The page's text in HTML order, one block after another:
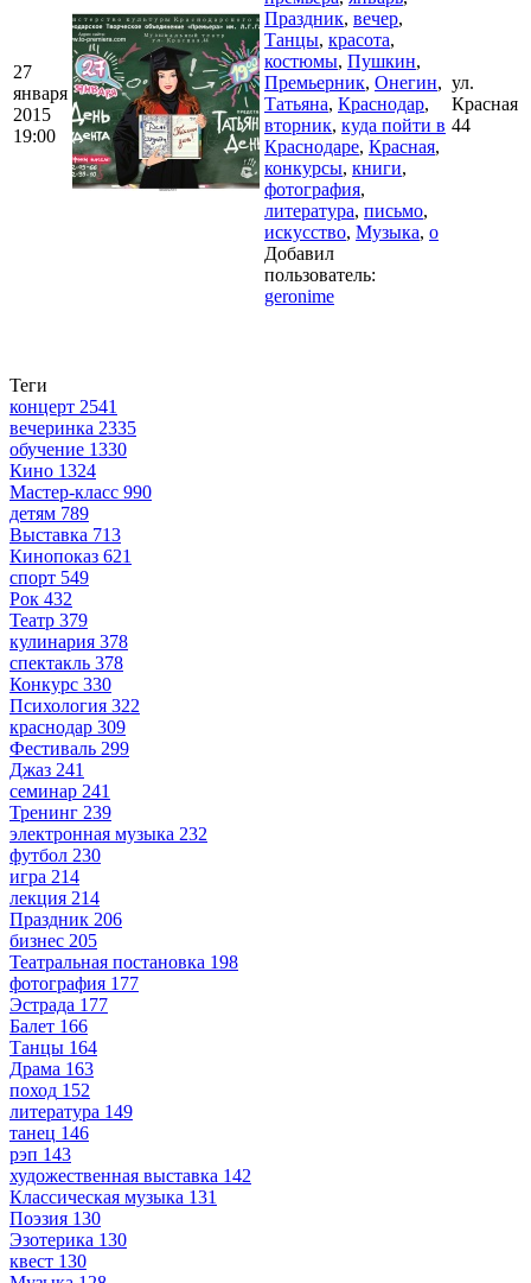
27
января
2015
19:00
Праздник, вечер,
Танцы, красота,
костюмы, Пушкин,
Премьерник, Онегин,
Татьяна, Краснодар,
вторник, куда пойти в
Краснодаре, Красная,
конкурсы, книги,
фотография,
литература, письмо,
искусство, Музыка, о
Добавил
пользователь:
geronime
ул.
Красная
44
Теги
концерт 2541
вечеринка 2335
обучение 1330
Кино 1324
Мастер-класс 990
детям 789
Выставка 713
Кинопоказ 621
спорт 549
Рок 432
Театр 379
кулинария 378
спектакль 378
Конкурс 330
Психология 322
краснодар 309
Фестиваль 299
Джаз 241
семинар 241
Тренинг 239
электронная музыка 232
футбол 230
игра 214
лекция 214
Праздник 206
бизнес 205
Театральная постановка 198
фотография 177
Эстрада 177
Балет 166
Танцы 164
Драма 163
поход 152
литература 149
танец 146
рэп 143
художественная выставка 142
Классическая музыка 131
Поэзия 130
Эзотерика 130
квест 130